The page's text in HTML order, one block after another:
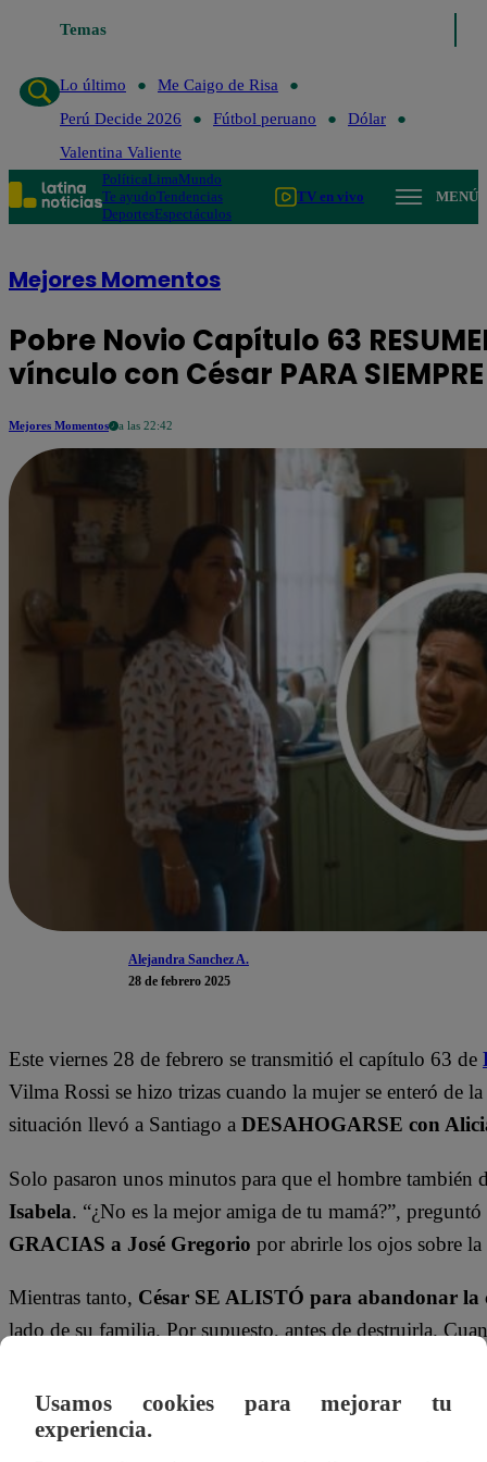
Temas
Lo último
Me Caigo de Risa
Perú Decide 2026
Fútbol peruano
Dólar
Valentina Valiente
PolíticaLimaMundo
Te ayudoTendencias
DeportesEspectáculos
TV en vivo MENÚ
Mejores Momentos
Pobre Novio Capítulo 63
vínculo con César PARA SIEMPRE
Mejores Momentos a las 22:42
Alejandra Sanchez A.
28 de febrero 2025
Este viernes 28 de febrero se transmitió el capítulo 63 de
Vilma Rossi se hizo trizas cuando la mujer se enteró de
situación llevó a Santiago a DESAHOGARSE con
Solo pasaron unos minutos para que el hombre también
Isabela. “¿No es la mejor amiga de tu mamá?”,
GRACIAS a José Gregorio por abrirle los ojos sobre
Mientras tanto, César SE ALISTÓ para abandonar la
lado de su familia. Por supuesto, antes de destruirla.
En la casa de los Thompson, Marcos García llegó para
HERMANO
Usamos cookies para mejorar tu
experiencia.